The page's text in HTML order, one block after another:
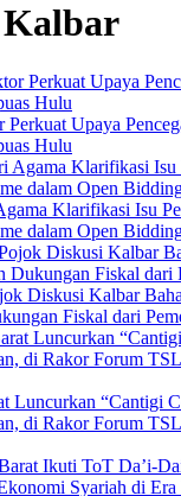
Kalbar
Upaya
Hulu
Klarifikasi Isu
dalam Open
Diskusi Kalbar
Fiskal dari
Luncurkan “Cantigi
di Rakor Forum